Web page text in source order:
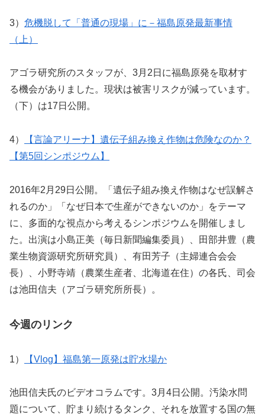
3） 危機脱して「普通の現場」に－福島原発最新事情
（上）
アゴラ研究所のスタッフが、3月2日に福島原発を取材す
る機会がありました。現状は被害リスクが減っています。
（下）は17日公開。
4）
【言論アリーナ】遺伝子組み換え作物は危険なのか？
【第5回シンポジウム】
2016年2月29日公開。「遺伝子組み換え作物はなぜ誤解さ
れるのか」「なぜ日本で生産ができないのか」をテーマ
に、多面的な視点から考えるシンポジウムを開催しまし
た。出演は小島正美（毎日新聞編集委員）、田部井豊（農
業生物資源研究所研究員）、有田芳子（主婦連合会会
長）、小野寺靖（農業生産者、北海道在住）の各氏、司会
は池田信夫（アゴラ研究所所長）。
今週のリンク
1） 【Vlog】福島第一原発は貯水場か
池田信夫氏のビデオコラムです。3月4日公開。汚染水問
題について、貯まり続けるタンク、それを放置する国の無